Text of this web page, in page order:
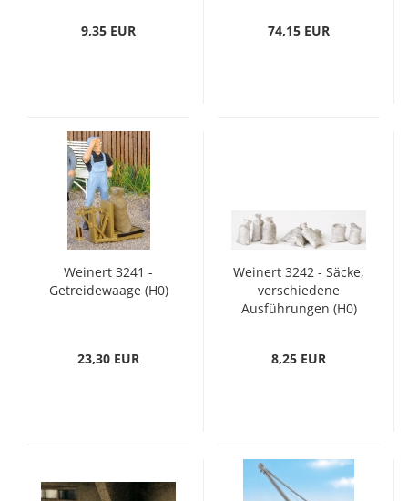
9,35 EUR 74,15 EUR
Weinert 3241 -
Getreidewaage (H0)
23,30 EUR
Weinert 3242 - Säcke,
verschiedene
Ausführungen (H0)
8,25 EUR